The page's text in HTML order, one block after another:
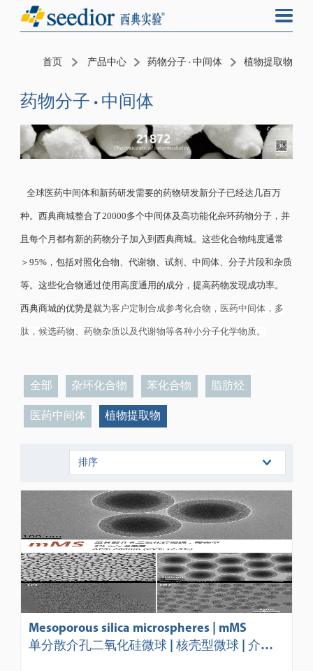
首页 产品中心 药物分子 · 中间体 植物提取物
药物分子 · 中间体
全球医药中间体和新药研发需要的药物研发新分子已经达几百万
种。西典商城整合了20000多个中间体及高功能化杂环药物分子，并
且每个月都有新的药物分子加入到西典商城。这些化合物纯度通常
＞95%，包括对照化合物、代谢物、试剂、中间体、分子片段和杂质
等。这些化合物通过使用高度通用的成分，提高药物发现成功率。
西典商城的优势是就为客户定制合成参考化合物，医药中间体，多
肽，候选药物、药物杂质以及代谢物等各种小分子化学物质。
全部 杂环化合物 苯化合物 脂肪烃
医药中间体 植物提取物
排序
Mesoporous silica microspheres | mMS
单分散介孔二氧化硅微球 | 核壳型微球 | 介孔